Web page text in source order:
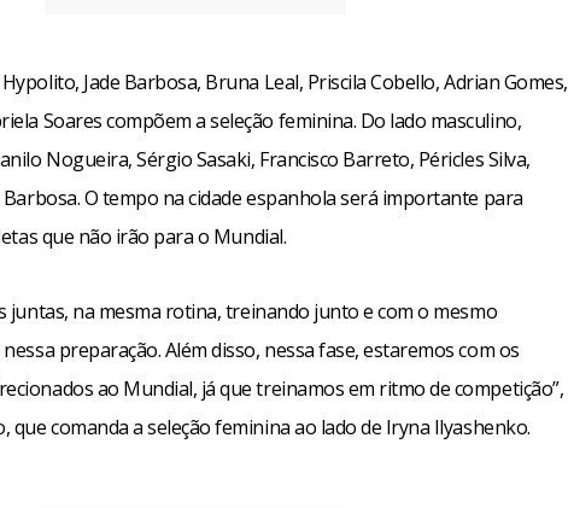
Jade Barbosa, Bruna Leal, Priscila Cobello, Adrian Gomes,
Soares compõem a seleção feminina. Do lado masculino,
Nogueira, Sérgio Sasaki, Francisco Barreto, Péricles Silva,
O tempo na cidade espanhola será importante para
que não irão para o Mundial.
juntas, na mesma rotina, treinando junto e com o mesmo
preparação. Além disso, nessa fase, estaremos com os
ao Mundial, já que treinamos em ritmo de competição”,
que comanda a seleção feminina ao lado de Iryna Ilyashenko.